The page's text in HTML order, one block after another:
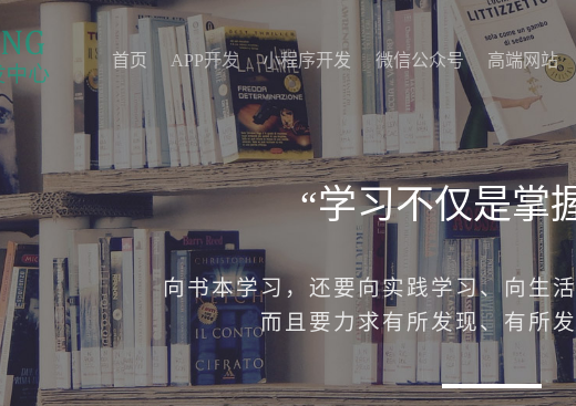
高端网站
高端网站
微信公众号
微信公众号
小程序开发
小程序开发
APP开发
APP开发
首页
“学习不仅是掌
向书本学习，还要向实践学习、向生
而且要力求有所发现、有所